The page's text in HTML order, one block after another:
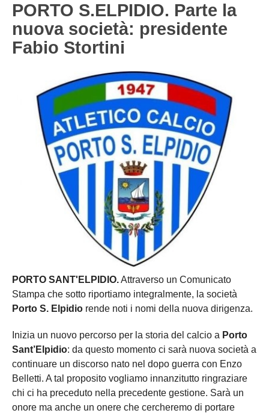
PORTO S.ELPIDIO. Parte la
nuova società: presidente
Fabio Stortini
PORTO SANT'ELPIDIO.Attraverso un Comunicato
Stampa che sotto riportiamo integralmente, la società
Porto S. Elpidio rende noti i nomi della nuova dirigenza.
Inizia un nuovo percorso per la storia del calcio a Porto
Sant’Elpidio: da questo momento ci sarà nuova società a
continuare un discorso nato nel dopo guerra con Enzo
Belletti. A tal proposito vogliamo innanzitutto ringraziare
chi ci ha preceduto nella precedente gestione. Sarà un
onore ma anche un onere che cercheremo di portare